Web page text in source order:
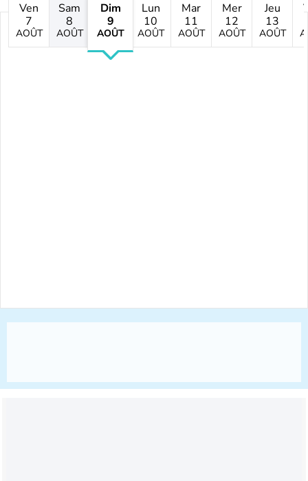
Ven
7
AOÛT
Sam
8
AOÛT
Dim
9
AOÛT
Lun
10
AOÛT
Mar
11
AOÛT
Mer
12
AOÛT
Jeu
13
AOÛT